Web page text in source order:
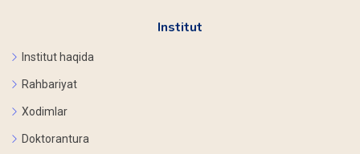
Institut
Institut haqida
Rahbariyat
Xodimlar
Doktorantura